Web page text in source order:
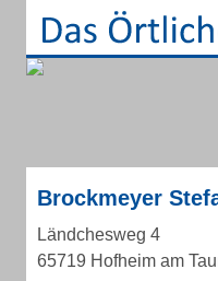
Brockmeyer
Ländchesweg 4
65719 Hofheim am